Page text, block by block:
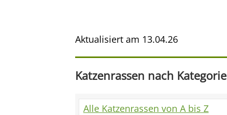
Aktualisiert am 13.04.26
Katzenrassen nach Kategorie
Alle Katzenrassen von A bis Z